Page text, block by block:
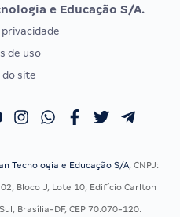
Vunesp
EXAME DE ORDEM
Calendário OAB
e Educação S/A.
de uso
do site
Tecnologia e Educação S/A, CNPJ:
Bloco J, Lote 10, Edifício Carlton
Brasília-DF, CEP 70.070-120.